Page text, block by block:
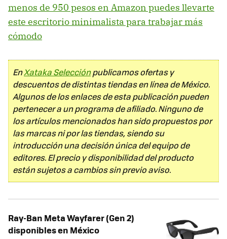
menos de 950 pesos en Amazon puedes llevarte
este escritorio minimalista para trabajar más
cómodo
EnXataka Selecciónpublicamos ofertas y
descuentos de distintas tiendas en línea de México.
Algunos de los enlaces de esta publicación pueden
pertenecer a un programa de afiliado. Ninguno de
los artículos mencionados han sido propuestos por
las marcas ni por las tiendas, siendo su
introducción una decisión única del equipo de
editores. El precio y disponibilidad del producto
están sujetos a cambios sin previo aviso.
Ray-Ban Meta Wayfarer (Gen 2)
disponibles en México